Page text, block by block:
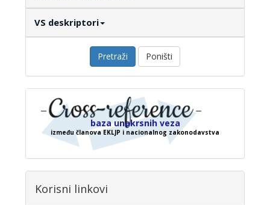
VS deskriptori
Pretraži Poništi
baza unakrsnih veza
između članova EKLJP i nacionalnog zakonodavstva
Korisni linkovi